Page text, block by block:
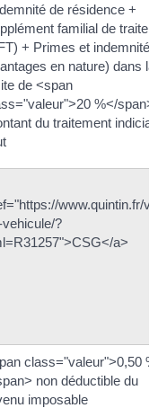
de résidence +
familial de
+ Primes et
en nature) dans la
de <span
%</span>
du traitement
www.quintin.fr/
vehicule/?
a>
class="valeur">0,50 %
non déductible du
imposable